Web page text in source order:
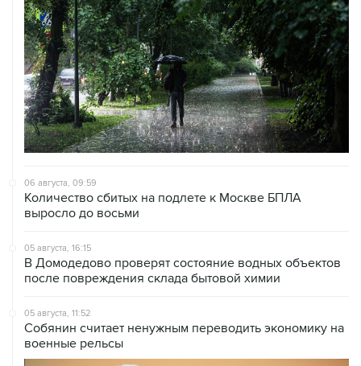
06 августа, 09:59
выросло до восьми
05 августа, 16:15
после повреждения склада бытовой химии
05 августа, 11:52
военные рельсы